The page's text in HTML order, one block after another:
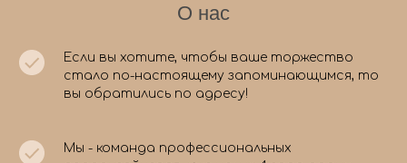
О нас
Если вы хотите, чтобы ваше торжество
стало по-настоящему запоминающимся, то
вы обратились по адресу!
Мы - команда профессиональных